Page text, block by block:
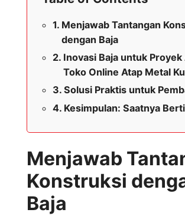
Menjawab Tantangan
dengan Baja
Inovasi Baja untuk Proyek
Toko Online Atap Metal
Solusi Praktis untuk
Kesimpulan: Saatnya
Menjawab
Konstruksi
Baja